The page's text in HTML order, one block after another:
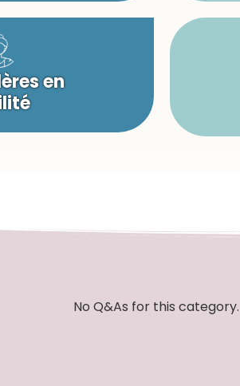
en
No Q&As for this category.